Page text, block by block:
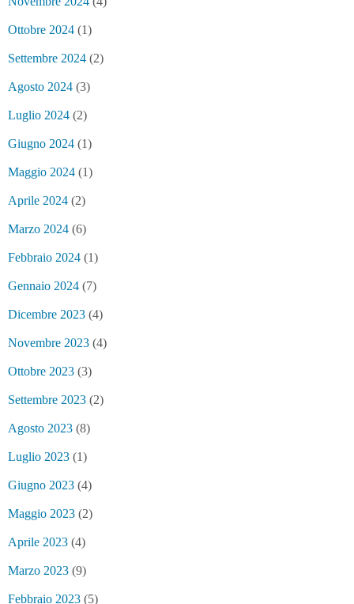
Ottobre 2024 (1)
Settembre 2024 (2)
Agosto 2024 (3)
Luglio 2024 (2)
Giugno 2024 (1)
Maggio 2024 (1)
Aprile 2024 (2)
Marzo 2024 (6)
Febbraio 2024 (1)
Gennaio 2024 (7)
Dicembre 2023 (4)
Novembre 2023 (4)
Ottobre 2023 (3)
Settembre 2023 (2)
Agosto 2023 (8)
Luglio 2023 (1)
Giugno 2023 (4)
Maggio 2023 (2)
Aprile 2023 (4)
Marzo 2023 (9)
Febbraio 2023 (5)